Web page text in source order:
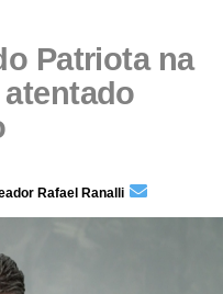
Patriota na
Rafael Ranalli